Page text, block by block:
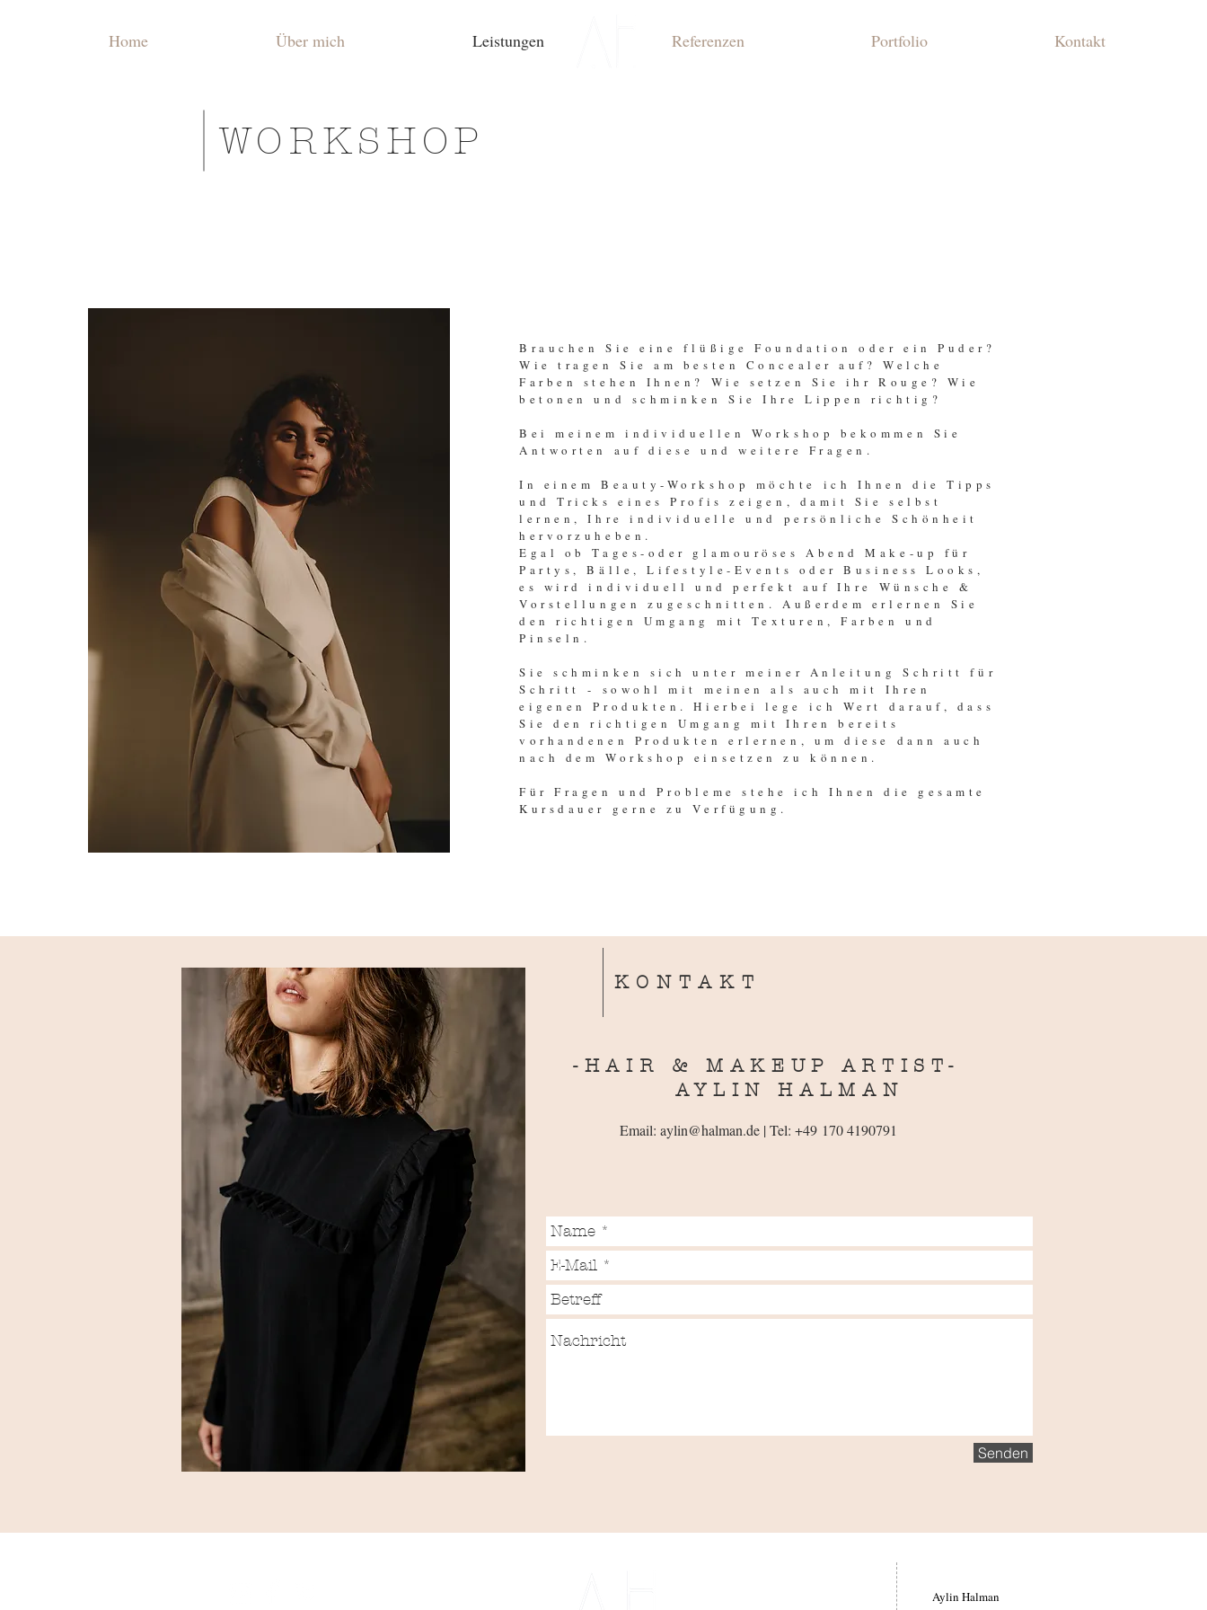
WORKSHOP
Brauchen Sie eine flüßige Foundation oder ein Puder?
Wie tragen Sie am besten Concealer auf? Welche
Farben stehen Ihnen? Wie setzen Sie ihr Rouge? Wie
betonen und schminken Sie Ihre Lippen richtig?
Bei meinem individuellen Workshop bekommen Sie
Antworten auf diese und weitere Fragen.
In einem Beauty-Workshop möchte ich Ihnen die Tipps
und Tricks eines Profis zeigen, damit Sie selbst
lernen, Ihre individuelle und persönliche Schönheit
hervorzuheben.
Egal ob Tages-oder glamouröses Abend Make-up für
Partys, Bälle, Lifestyle-Events oder Business Looks,
es wird individuell und perfekt auf Ihre Wünsche &
Vorstellungen zugeschnitten. Außerdem erlernen Sie
den richtigen Umgang mit Texturen, Farben und
Pinseln.
Sie schminken sich unter meiner Anleitung Schritt für
Schritt - sowohl mit meinen als auch mit Ihren
eigenen Produkten. Hierbei lege ich Wert darauf, dass
Sie den richtigen Umgang mit Ihren bereits
vorhandenen Produkten erlernen, um diese dann auch
nach dem Workshop einsetzen zu können.
Für Fragen und Probleme stehe ich Ihnen die gesamte
Kursdauer gerne zu Verfügung.
KONTAKT
-HAIR & MAKEUP ARTIST-
AYLIN HALMAN
Email: aylin@halman.de | Tel: +49 170 4190791
Senden
Home Über mich Leistungen Referenzen Portfolio Kontakt
Aylin Halman